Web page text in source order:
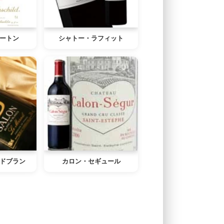
トン シャトー・ラフィット
ブラン カロン・セギュール